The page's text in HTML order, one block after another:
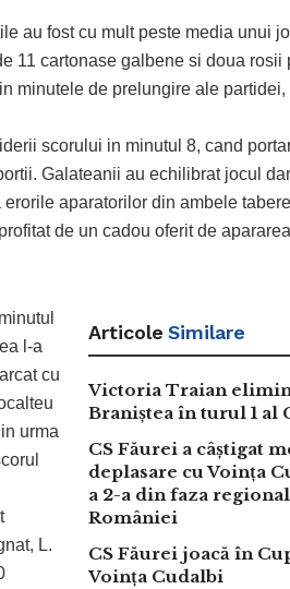
au fost cu mult peste media unui
11 cartonase galbene si doua rosii
minutele de prelungire ale
scorului in minutul 8, cand
Galateanii au echilibrat jocul
aparatorilor din ambele
de un cadou oferit de
Articole Similare
Victoria Traian
Braniștea în turul 1 al
CS Făurei a câștigat
deplasare cu Voința
a 2-a din faza
României
CS Făurei joacă în
Voința Cudalbi
l-a
cu
urma
L.